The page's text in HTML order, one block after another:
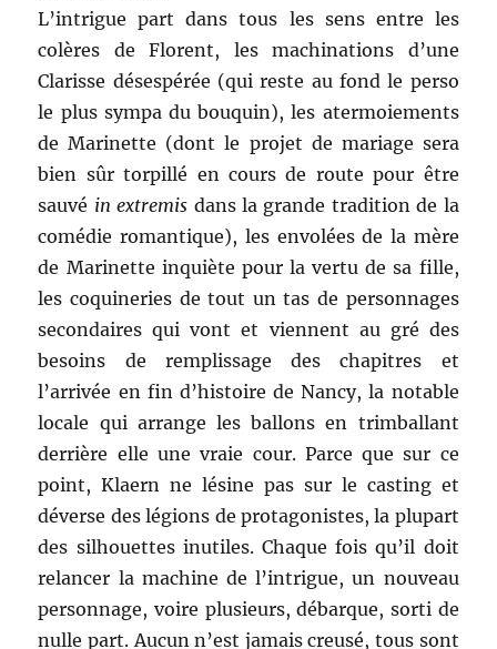
L’intrigue part dans tous les sens entre les
colères de Florent, les machinations d’une
Clarisse désespérée (qui reste au fond le perso
le plus sympa du bouquin), les atermoiements
de Marinette (dont le projet de mariage sera
bien sûr torpillé en cours de route pour être
sauvé in extremis dans la grande tradition de la
comédie romantique), les envolées de la mère
de Marinette inquiète pour la vertu de sa fille,
les coquineries de tout un tas de personnages
secondaires qui vont et viennent au gré des
besoins de remplissage des chapitres et
l’arrivée en fin d’histoire de Nancy, la notable
locale qui arrange les ballons en trimballant
derrière elle une vraie cour. Parce que sur ce
point, Klaern ne lésine pas sur le casting et
déverse des légions de protagonistes, la plupart
des silhouettes inutiles. Chaque fois qu’il doit
relancer la machine de l’intrigue, un nouveau
personnage, voire plusieurs, débarque, sorti de
nulle part. Aucun n’est jamais creusé, tous sont